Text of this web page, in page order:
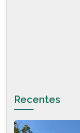
Recentes